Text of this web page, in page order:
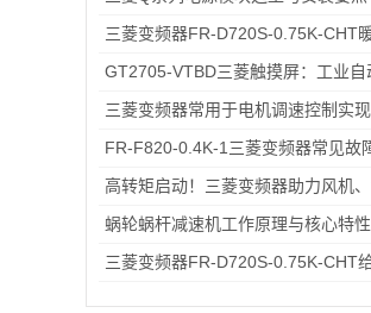
蜗轮蜗杆减速机工作原理与核心特性